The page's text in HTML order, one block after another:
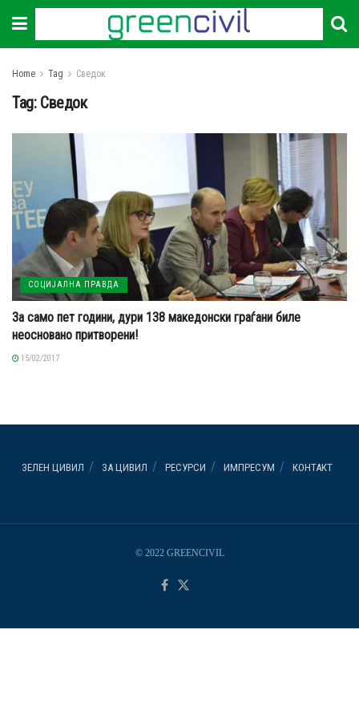
Home Tag Сведок
Tag: Сведок
СОЦИЈАЛНА ПРАВДА
За само пет години, дури 138 македонски граѓани биле
неосновано притворени!
15/02/2017
ЗЕЛЕН ЦИВИЛ ЗА ЦИВИЛ РЕСУРСИ ИМПРЕСУМ КОНТАКТ
© 2022 GREENCIVIL